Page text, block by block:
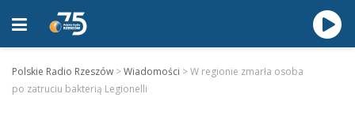
Polskie Radio Rzeszów >Wiadomości >W regionie zmarła osoba
po zatruciu bakterią Legionelli